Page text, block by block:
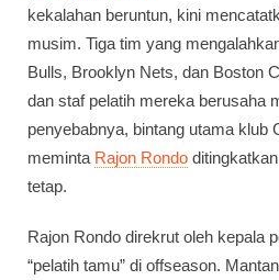
kekalahan beruntun, kini
musim. Tiga tim yang
Bulls, Brooklyn Nets, dan Boston
dan staf pelatih mereka berusaha
penyebabnya, bintang utama klub
meminta Rajon Rondo
tetap.
Rajon Rondo direkrut oleh kepala
“pelatih tamu” di offseason.